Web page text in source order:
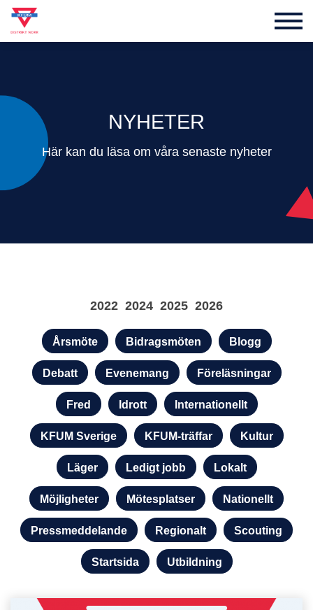
NYHETER
Här kan du läsa om våra senaste nyheter
2026
2025
2024
2022
KategorierÅrsmöte Bidragsmöten Blogg
Debatt Evenemang Föreläsningar
Fred Idrott Internationellt
KFUM Sverige KFUM-träffar Kultur
Läger Ledigt jobb Lokalt
Möjligheter Mötesplatser Nationellt
Pressmeddelande Regionalt Scouting
Startsida Utbildning